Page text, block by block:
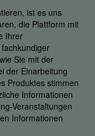
ist es uns
die Plattform mit
Ihrer
Sie mit der
der Einarbeitung
Produktes stimmen
Informationen
Veranstaltungen
Informationen